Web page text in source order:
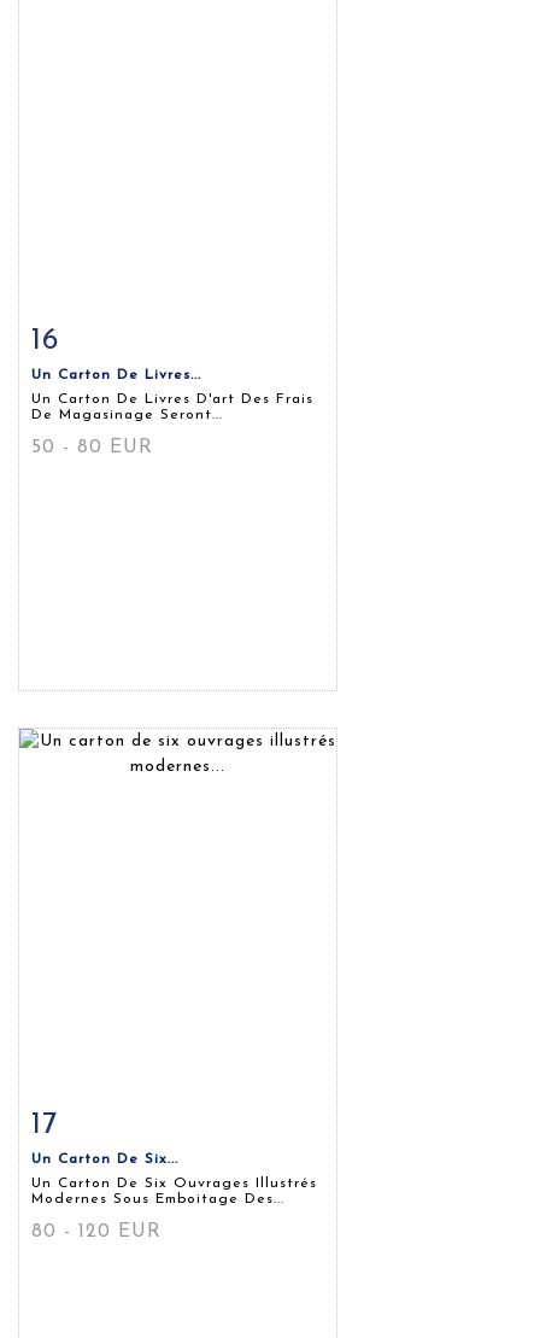
Fiche détaillée
16
Un Carton De Livres...
Un Carton De Livres D'art Des Frais
De Magasinage Seront...
50 - 80 EUR
Fiche détaillée
17
Un Carton De Six...
Un Carton De Six Ouvrages Illustrés
Modernes Sous Emboitage Des...
80 - 120 EUR